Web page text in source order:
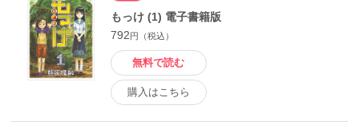
もっけ (1) 電子書籍版
792円（税込）
無料で読む
購入はこちら